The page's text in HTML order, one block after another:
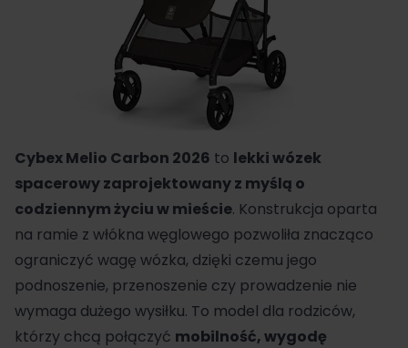
CybexMelio Carbon 2026 to lekkiwózek
spacerowyzaprojektowany z myślą o
codziennym życiu w mieście. Konstrukcja oparta
na ramie z włókna węglowego pozwoliła znacząco
ograniczyć wagę wózka, dzięki czemu jego
podnoszenie, przenoszenie czy prowadzenie nie
wymaga dużego wysiłku. To model dla rodziców,
którzy chcą połączyć mobilność, wygodę